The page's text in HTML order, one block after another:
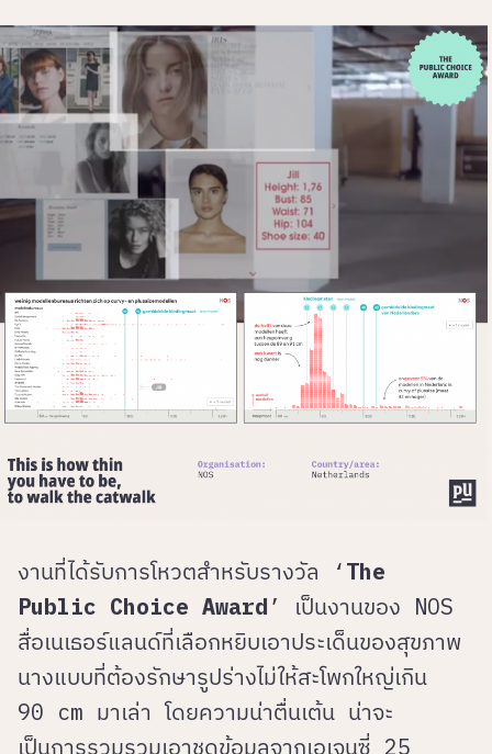
งานที่ได้รับการโหวตสำหรับรางวัล ‘The
Public Choice Award’ เป็นงานของ NOS
สื่อเนเธอร์แลนด์ที่เลือกหยิบเอาประเด็นของสุขภาพ
นางแบบที่ต้องรักษารูปร่างไม่ให้สะโพกใหญ่เกิน
90 cm มาเล่า โดยความน่าตื่นเต้น น่าจะ
เป็นการรวมรวมเอาชุดข้อมูลจากเอเจนซี่ 25